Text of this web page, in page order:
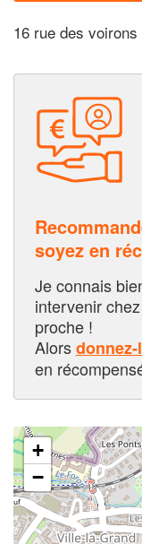
16 rue des
soyez en
Je connais
intervenir
proche !
Alors
en
+
−